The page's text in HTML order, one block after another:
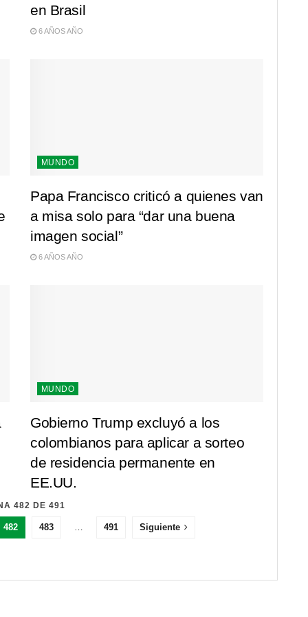
en Brasil
6 AÑOS AÑO
MUNDO
Papa Francisco criticó a quienes van
a misa solo para “dar una buena
imagen social”
6 AÑOS AÑO
MUNDO
Gobierno Trump excluyó a los
colombianos para aplicar a sorteo
de residencia permanente en
EE.UU.
6 AÑOS AÑO
482 DE 491
482 483 491 Siguiente